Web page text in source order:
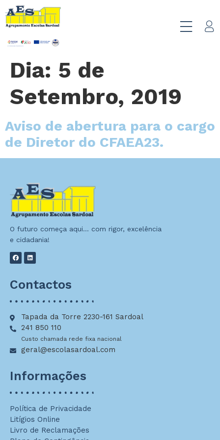
Dia: 5 de
Setembro, 2019
Aviso de abertura para o cargo
de Diretor do CFAEA23.
O futuro começa aqui… com rigor, excelência
e cidadania!
Contactos
Tapada da Torre 2230-161 Sardoal
241 850 110
Custo chamada rede fixa nacional
geral@escolasardoal.com
Informações
Política de Privacidade
Litígios Online
Livro de Reclamações